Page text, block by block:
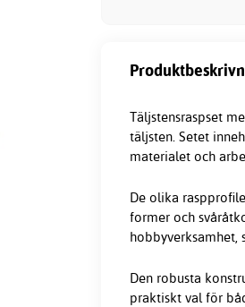
Täljstensraspset
täljsten. Setet
materialet och
De olika
former och
hobbyverksamhet,
Den robusta
praktiskt val för